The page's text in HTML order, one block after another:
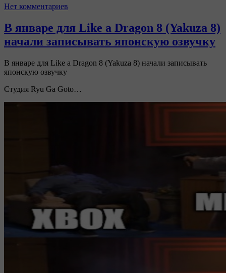
Нет комментариев
В январе для Like a Dragon 8 (Yakuza 8)
начали записывать японскую озвучку
В январе для Like a Dragon 8 (Yakuza 8) начали записывать
японскую озвучку
Студия Ryu Ga Goto…